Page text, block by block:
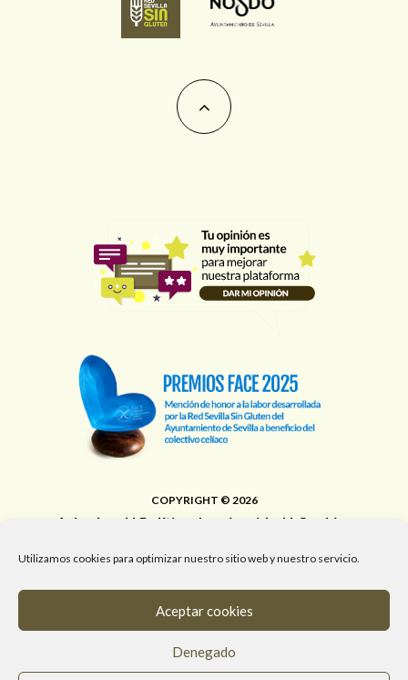
Utilizamos cookies para optimizar nuestro sitio web y nuestro servicio.
Aceptar cookies
Denegado
COPYRIGHT © 2026
Aviso legal| Política de privacidad | Cookies
T. 955 472 903 / M. 682 058 961 / #RedSevillaSinGluten
info@redsevillasingluten.org/